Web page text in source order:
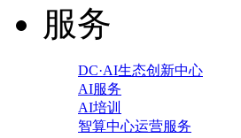
服务
DC·AI生态创新中心
AI服务
AI培训
智算中心运营服务